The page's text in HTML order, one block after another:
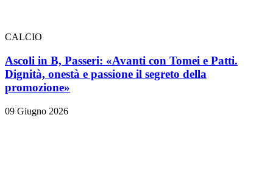
CALCIO
Ascoli in B, Passeri: «Avanti con Tomei e Patti.
Dignità, onestà e passione il segreto della
promozione»
09 Giugno 2026